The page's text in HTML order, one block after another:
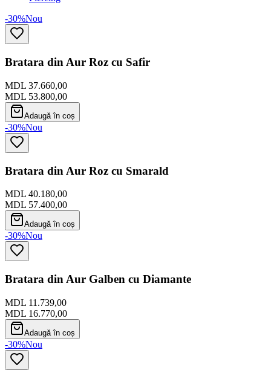
-30%Nou
Bratara din Aur Roz cu Safir
MDL 37.660,00
MDL 53.800,00
Adaugă în coș
-30%Nou
Bratara din Aur Roz cu Smarald
MDL 40.180,00
MDL 57.400,00
Adaugă în coș
-30%Nou
Bratara din Aur Galben cu Diamante
MDL 11.739,00
MDL 16.770,00
Adaugă în coș
-30%Nou